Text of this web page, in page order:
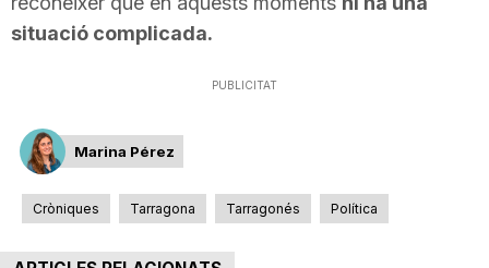
a
situació complicada.
PUBLICITAT
Marina Pérez
Cròniques Tarragona Tarragonés Política